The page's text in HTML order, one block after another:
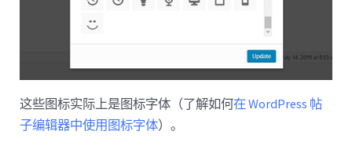
这些图标实际上是图标字体（了解如何在 WordPress 帖
子编辑器中使用图标字体）。